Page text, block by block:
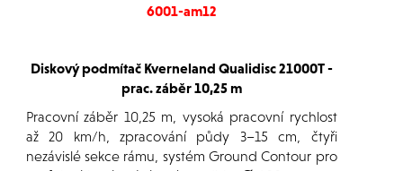
6001-am12
Diskový podmítač Kverneland Qualidisc 21000T -
prac. záběr 10,25 m
Pracovní záběr 10,25 m, vysoká pracovní rychlost
až 20 km/h, zpracování půdy 3–15 cm, čtyři
nezávislé sekce rámu, systém Ground Contour pro